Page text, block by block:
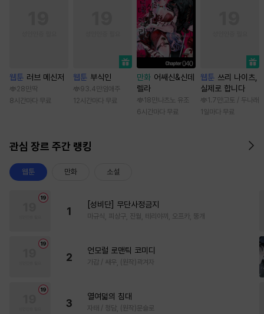
웹툰 러브 메신저
28만 딱
8시간마다 무료
웹툰 부식인
93.4만 임애주
12시간마다 무료
만화 어쌔신&신데
렐라
18만 나츠노 유조
6시간마다 무료
웹툰 쓰리 나이츠,
실제로 합니다
1.7만 고토 / 두나래
1일마다 무료
관심 장르 주간 랭킹
웹툰 만화 소설
1
[성비단] 무단사정금지
마규식, 피상구, 진월, 테리야끼, 오프카, 뚱개
2
언모럴 로맨틱 코미디
가감 / 쌔우, (원작)곽겨자
3
열여덟의 침대
자태 / 청담, (원작)문슬로